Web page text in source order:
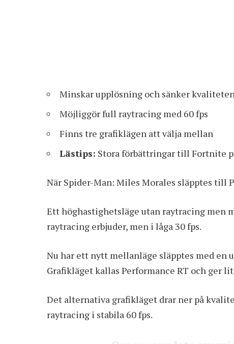
Minskar upplösning och sänker
Möjliggör full raytracing med 60 fps
Finns tre grafiklägen att välja mellan
Lästips: Stora förbättringar till Fortnite
När Spider-Man: Miles Morales släpptes till
Ett höghastighetsläge utan raytracing men
raytracing erbjuder, men i låga 30 fps.
Nu har ett nytt mellanläge släpptes med en
Grafikläget kallas Performance RT och ger
Det alternativa grafikläget drar ner på
raytracing i stabila 60 fps.